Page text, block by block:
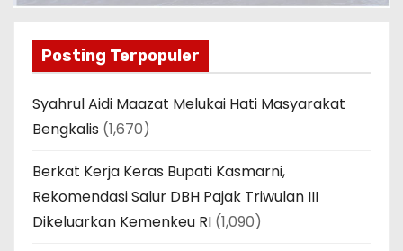
Posting Terpopuler
Syahrul Aidi Maazat Melukai Hati Masyarakat
Bengkalis (1,670)
Berkat Kerja Keras Bupati Kasmarni,
Rekomendasi Salur DBH Pajak Triwulan III
Dikeluarkan Kemenkeu RI (1,090)